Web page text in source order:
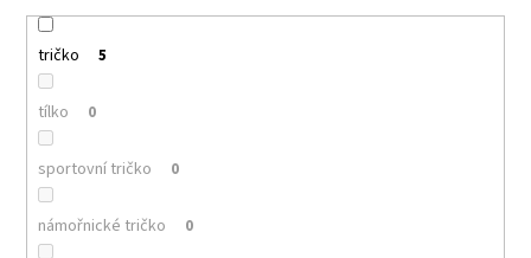
tričko 5
tílko 0
sportovní tričko 0
námořnické tričko 0